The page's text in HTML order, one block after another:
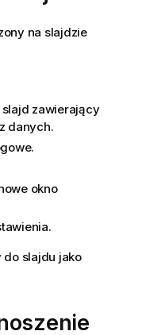
na slajdzie
zawierający
danych.
okno
do slajdu jako